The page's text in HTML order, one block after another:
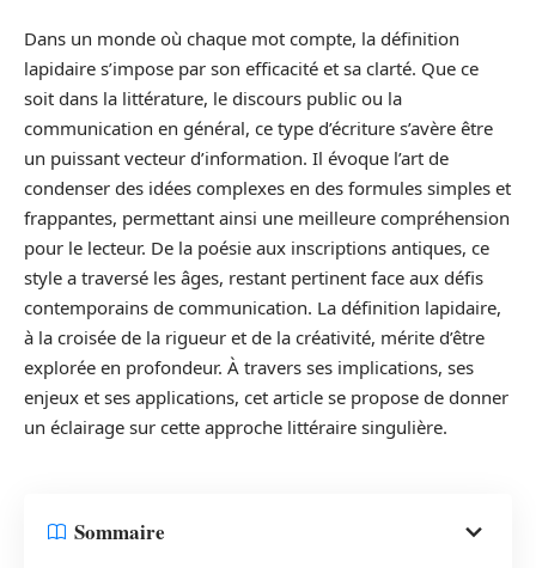
Dans un monde où chaque mot compte, la définition
lapidaire s’impose par son efficacité et sa clarté. Que ce
soit dans la littérature, le discours public ou la
communication en général, ce type d’écriture s’avère être
un puissant vecteur d’information. Il évoque l’art de
condenser des idées complexes en des formules simples et
frappantes, permettant ainsi une meilleure compréhension
pour le lecteur. De la poésie aux inscriptions antiques, ce
style a traversé les âges, restant pertinent face aux défis
contemporains de communication. La définition lapidaire,
à la croisée de la rigueur et de la créativité, mérite d’être
explorée en profondeur. À travers ses implications, ses
enjeux et ses applications, cet article se propose de donner
un éclairage sur cette approche littéraire singulière.
Sommaire